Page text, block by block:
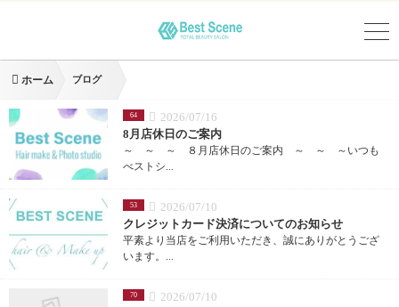
ホーム ブログ
64
2026/07/16
8月店休日のご案内
～ ～ ～ ８月店休日のご案内 ～ ～ ～いつも
べストシ...
53
2026/07/10
クレジットカード決済についてのお知らせ
平素より当店をご利用いただき、誠にありがとうござ
います。...
70
2026/07/10